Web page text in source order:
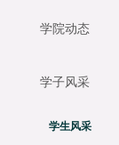
学院动态
学子风采
学生风采